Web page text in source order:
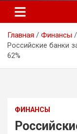
Главная
Финансы
Российские банки
62%
ФИНАНСЫ